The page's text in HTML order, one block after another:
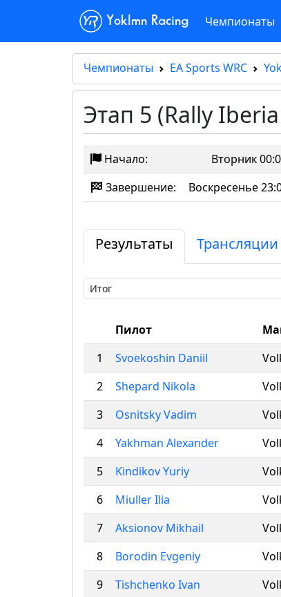
Yoklmn Racing Чемпионаты
Чемпионаты EA Sports WRC
Этап 5 (Rally
Начало: Вторник
Завершение:
Воскресенье
Результаты Трансляции
Пилот
1
Svoekoshin Daniil
2 Shepard Nikola
3 Osnitsky Vadim
4 Yakhman Alexander
5 Kindikov Yuriy
6 Miuller Ilia
7 Aksionov Mikhail
8 Borodin Evgeniy
9 Tishchenko Ivan